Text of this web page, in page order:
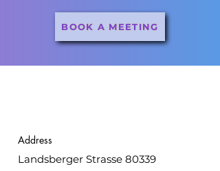
Address
Landsberger Strasse 80339
BOOK A MEETING